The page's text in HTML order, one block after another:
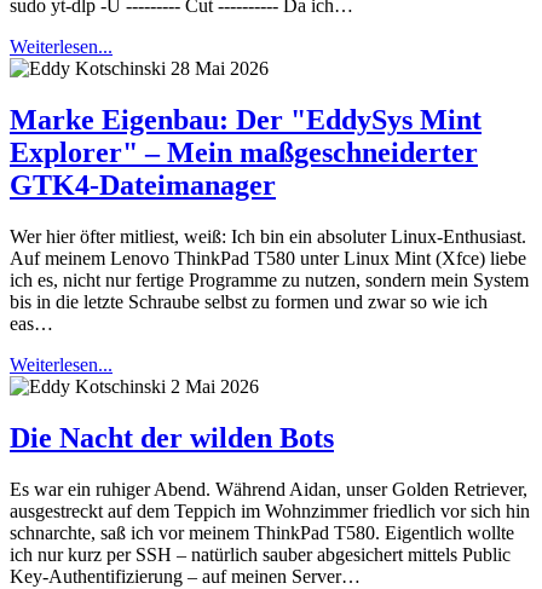
sudo yt-dlp -U --------- Cut ---------- Da ich…
Weiterlesen...
28 Mai 2026
Marke Eigenbau: Der "EddySys Mint
Explorer" – Mein maßgeschneiderter
GTK4-Dateimanager
Wer hier öfter mitliest, weiß: Ich bin ein absoluter Linux-Enthusiast.
Auf meinem Lenovo ThinkPad T580 unter Linux Mint (Xfce) liebe
ich es, nicht nur fertige Programme zu nutzen, sondern mein System
bis in die letzte Schraube selbst zu formen und zwar so wie ich
eas…
Weiterlesen...
2 Mai 2026
Die Nacht der wilden Bots
Es war ein ruhiger Abend. Während Aidan, unser Golden Retriever,
ausgestreckt auf dem Teppich im Wohnzimmer friedlich vor sich hin
schnarchte, saß ich vor meinem ThinkPad T580. Eigentlich wollte
ich nur kurz per SSH – natürlich sauber abgesichert mittels Public
Key-Authentifizierung – auf meinen Server…